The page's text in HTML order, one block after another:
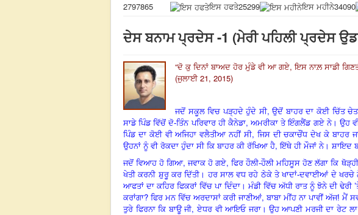
2797865
ਇਸ ਹਫਤੇ25299 ਇਸ ਮਹੀਨੇ34090
ਦੇਸ ਬਨਾਮ ਪ੍ਰਦੇਸ -1 (ਮੇਰੀ ਪਹਿਲੀ ਪ੍ਰਦੇਸ
“ਦੋ ਕੁ ਦਿਨਾਂ ਬਾਅਦ ਹੋਰ ਮੁੰਡੇ ਵੀ ਆ ਗਏ,ਇਸ ਨਾਲ਼ ਸਾਡੀ
(ਜੁਲਾਈ 21, 2015)
ਜਦੋਂ ਸਕੂਲ ਵਿਚ ਪੜ੍ਹਦੇ ਹੁੰਦੇ ਸੀ,ਉਦੋਂ ਬਾਹਰ ਦਾ ਕੋਈ ਚਿੱਤ
ਸਾਡੇ ਪਿੰਡ ਵਿੱਚੋਂ ਦੋ-ਤਿੰਨ ਪਰਿਵਾਰ ਹੀ ਕੈਨੇਡਾ,ਅਮਰੀਕਾ ਤੇ ਇੰਗਲੈਂਡ ਗਏ ਨੇ। ਉਹ
ਪਿੰਡ ਦਾ ਕੋਈ ਵੀ ਅਜਿਹਾ ਵਲੈਤੀਆ ਨਹੀਂ ਸੀ, ਜਿਸ ਦੀ ਚਕਾਚੌਂਧ ਦੇਖ ਕੇ ਬਾਹਰ
ਉਹਨਾਂ ਨੂੰ ਵੀ ਰੋਕਦਾ ਹੁੰਦਾ ਸੀ ਕਿ ਬਾਹਰ ਕੀ ਰੱਖਿਆ ਹੈ,ਇੱਥੇ ਹੀ ਮੌਜਾਂ ਨੇ। ਸ਼ਾਇਦ
ਜਦੋਂ ਵਿਆਹ ਹੋ ਗਿਆ,ਜਵਾਕ ਹੋ ਗਏ,ਫਿਰ ਹੌਲੀ-ਹੌਲੀ ਮਹਿਸੂਸ ਹੋਣ ਲੱਗਾ ਕਿ
ਖੇਤੀ ਕਰਨੀ ਸ਼ੁਰੂ ਕਰ ਦਿੱਤੀ। ਹਰ ਸਾਲ ਵਧ ਰਹੇ ਠੇਕੇ ਤੇ ਖਾਦਾਂ-ਦਵਾਈਆਂ ਦੇ ਖਰਚੇ
ਆਫਤਾਂ ਦਾ ਕਹਿਰ ਫਿਕਰਾਂ ਵਿੱਚ ਪਾ ਦਿੰਦਾ । ਮੰਡੀ ਵਿੱਚ ਅੱਧੀ ਰਾਤ ਨੂੰ ਝੋਨੇ ਦੀ ਢੇਰੀ
ਕਰਾਂਗਾ? ਫਿਰ ਮਨ ਵਿੱਚ ਅਰਦਾਸਾਂ ਕਰੀ ਜਾਣੀਆਂ, ਬਾਬਾ ਮੀਂਹ ਨਾ ਪਾਵੀਂ ਅੱਜ! ਮੈਂ
ਤੁਰੇ ਫਿਰਨਾ ਕਿ ਬਾਊ ਜੀ,ਏਧਰ ਵੀ ਆਇਓ ਜਰਾ। ਉਹ ਆਪਣੀ ਮਰਜੀ ਦਾ ਰੇਟ